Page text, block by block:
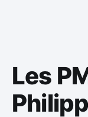
Les